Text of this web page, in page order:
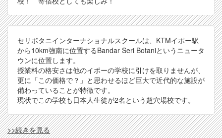
セリボタニインターナショナルスクールは、KTMイポー駅
から10km強南に位置するBandar Seri Botaniというニュータ
ウンに位置します。
授業料の格安さは他のイポーの学校に引けを取りませんが、
更に「この価格で？」と思わせるほど巨大で近代的な施設が
備わっていることが特徴です。
現状でこの学校も日本人生徒が2名という超穴場校です。
SBIS
>>続きを見る